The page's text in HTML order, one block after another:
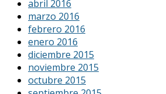
abril 2016
marzo 2016
febrero 2016
enero 2016
diciembre 2015
noviembre 2015
octubre 2015